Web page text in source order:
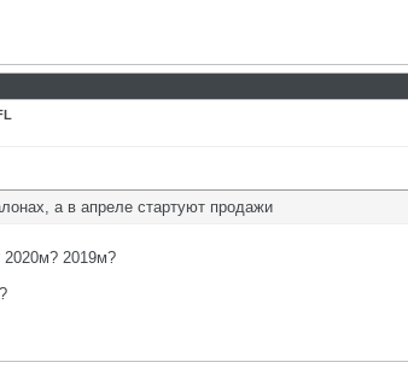
а в апреле стартуют продажи
2020м? 2019м?